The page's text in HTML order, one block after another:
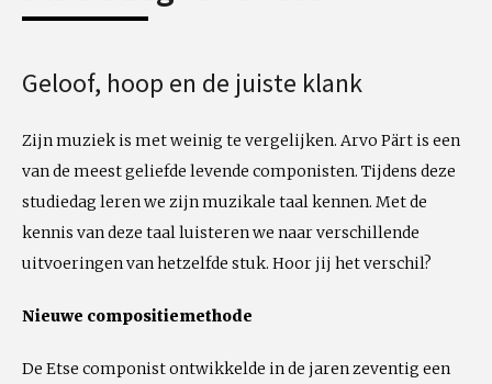
Geloof, hoop en de juiste klank
Zijn muziek is met weinig te vergelijken. Arvo Pärt is een
van de meest geliefde levende componisten. Tijdens deze
studiedag leren we zijn muzikale taal kennen. Met de
kennis van deze taal luisteren we naar verschillende
uitvoeringen van hetzelfde stuk. Hoor jij het verschil?
Nieuwe compositiemethode
De Etse componist ontwikkelde in de jaren zeventig een